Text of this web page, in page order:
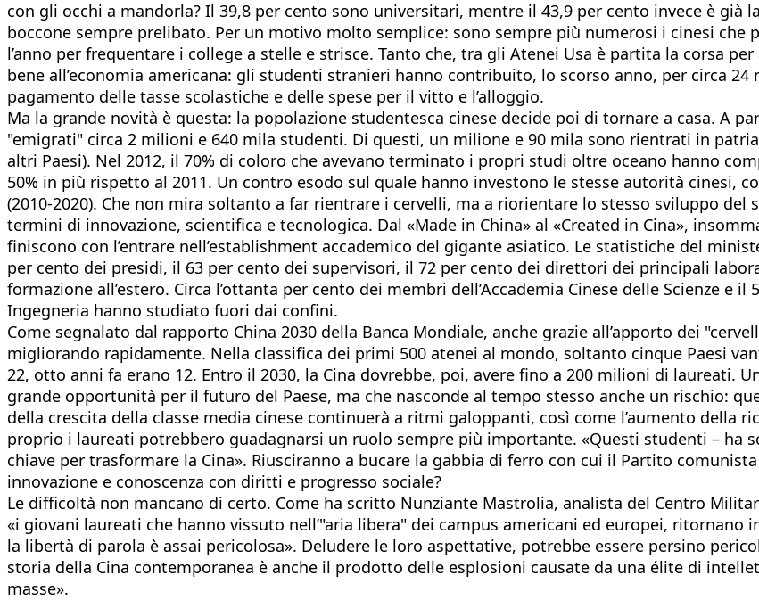
con gli occhi a mandorla? Il 39,8 per cento sono universitari, mentre il 43,9 per cento invece è già
boccone sempre prelibato. Per un motivo molto semplice: sono sempre più numerosi i cinesi
l’anno per frequentare i college a stelle e strisce. Tanto che, tra gli Atenei Usa è partita la corsa
bene all’economia americana: gli studenti stranieri hanno contribuito, lo scorso anno, per circa
pagamento delle tasse scolastiche e delle spese per il vitto e l’alloggio.
Ma la grande novità è questa: la popolazione studentesca cinese decide poi di tornare a casa. A
"emigrati" circa 2 milioni e 640 mila studenti. Di questi, un milione e 90 mila sono rientrati in
altri Paesi). Nel 2012, il 70% di coloro che avevano terminato i propri studi oltre oceano hanno
50% in più rispetto al 2011. Un contro esodo sul quale hanno investono le stesse autorità cinesi,
(2010-2020). Che non mira soltanto a far rientrare i cervelli, ma a riorientare lo stesso sviluppo
termini di innovazione, scientifica e tecnologica. Dal «Made in China» al «Created in Cina»,
finiscono con l’entrare nell’establishment accademico del gigante asiatico. Le statistiche del
per cento dei presidi, il 63 per cento dei supervisori, il 72 per cento dei direttori dei principali
formazione all’estero. Circa l’ottanta per cento dei membri dell’Accademia Cinese delle Scienze e
Ingegneria hanno studiato fuori dai confini.
Come segnalato dal rapporto China 2030 della Banca Mondiale, anche grazie all’apporto dei
migliorando rapidamente. Nella classifica dei primi 500 atenei al mondo, soltanto cinque Paesi
22, otto anni fa erano 12. Entro il 2030, la Cina dovrebbe, poi, avere fino a 200 milioni di laureati.
grande opportunità per il futuro del Paese, ma che nasconde al tempo stesso anche un rischio:
della crescita della classe media cinese continuerà a ritmi galoppanti, così come l’aumento della
proprio i laureati potrebbero guadagnarsi un ruolo sempre più importante. «Questi studenti – ha
chiave per trasformare la Cina». Riusciranno a bucare la gabbia di ferro con cui il Partito
innovazione e conoscenza con diritti e progresso sociale?
Le difficoltà non mancano di certo. Come ha scritto Nunziante Mastrolia, analista del Centro
«i giovani laureati che hanno vissuto nell’"aria libera" dei campus americani ed europei, ritornano
la libertà di parola è assai pericolosa». Deludere le loro aspettative, potrebbe essere persino
storia della Cina contemporanea è anche il prodotto delle esplosioni causate da una élite di
masse».